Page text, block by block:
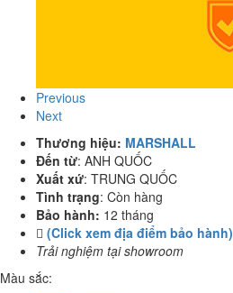
Previous
Next
Thương hiệu: MARSHALL
Đến từ: ANH QUỐC
Xuất xứ: TRUNG QUỐC
Tình trạng: Còn hàng
Bảo hành: 12 tháng
(Click xem địa điểm bảo hành)
Trải nghiệm tại showroom
Màu sắc: